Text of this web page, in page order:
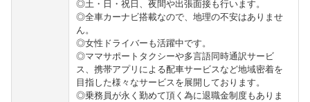
◎土・日・祝日、夜間や出張面接も行います。
◎全車カーナビ搭載なので、地理の不安はありませ
ん。
◎女性ドライバーも活躍中です。
◎ママサポートタクシーや多言語同時通訳サービ
ス、携帯アプリによる配車サービスなど地域密着を
目指した様々なサービスを展開しております。
◎乗務員が永く勤めて頂く為に退職金制度もありま